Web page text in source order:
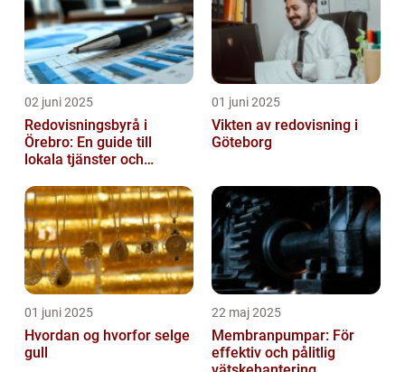
02 juni 2025
Redovisningsbyrå i
Örebro: En guide till
lokala tjänster och
01 juni 2025
Vikten av redovisning i
Göteborg
01 juni 2025
Hvordan og hvorfor selge
gull
22 maj 2025
Membranpumpar: För
effektiv och pålitlig